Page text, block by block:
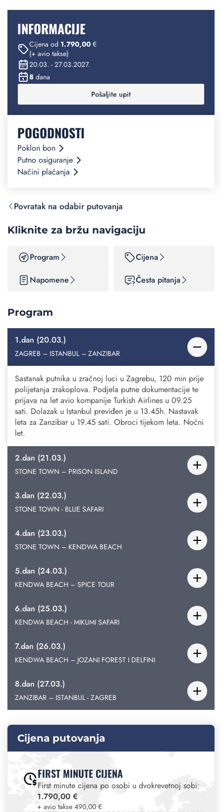
INFORMACIJE
Cijena od 1.790,00 €
(+ avio takse)
20.03. - 27.03.2027.
8 dana
Pošaljite upit
POGODNOSTI
Poklon bon
Putno osiguranje
Načini plaćanja
Povratak na odabir putovanja
Kliknite za bržu navigaciju
Program
Cijena
Napomene
Česta pitanja
Program
1.dan (20.03.)
ZAGREB – ISTANBUL – ZANZIBAR
Sastanak putnika u zračnoj luci u Zagrebu, 120 min prije
polijetanja zrakoplova. Podjela putne dokumentacije te
prijava na let avio kompanije Turkish Airlines u 09.25
sati. Dolazak u Istanbul previđen je u 13.45h. Nastavak
leta za Zanzibar u 19.45 sati. Obroci tijekom leta. Noćni
let.
2.dan (21.03.)
STONE TOWN – PRISON ISLAND
3.dan (22.03.)
STONE TOWN - BLUE SAFARI
4.dan (23.03.)
STONE TOWN – KENDWA BEACH
5.dan (24.03.)
KENDWA BEACH – SPICE TOUR
6.dan (25.03.)
KENDWA BEACH - MIKUMI SAFARI
7.dan (26.03.)
KENDWA BEACH – JOZANI FOREST I DELFINI
8.dan (27.03.)
ZANZIBAR – ISTANBUL - ZAGREB
Cijena putovanja
FIRST MINUTE CIJENA
First minute cijena po osobi u dvokrevetnoj sobi:
1.790,00 €
+ avio takse 490,00 €